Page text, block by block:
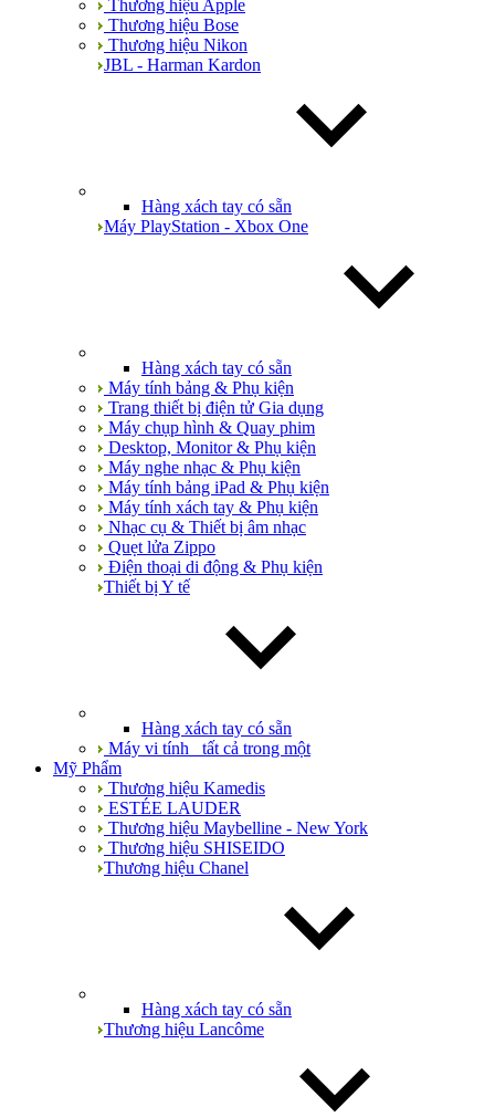
Thương hiệu Apple
Thương hiệu Bose
Thương hiệu Nikon
JBL - Harman Kardon
Hàng xách tay có sẵn
Máy PlayStation - Xbox One
Hàng xách tay có sẵn
Máy tính bảng & Phụ kiện
Trang thiết bị điện tử Gia dụng
Máy chụp hình & Quay phim
Desktop, Monitor & Phụ kiện
Máy nghe nhạc & Phụ kiện
Máy tính bảng iPad & Phụ kiện
Máy tính xách tay & Phụ kiện
Nhạc cụ & Thiết bị âm nhạc
Quẹt lửa Zippo
Điện thoại di động & Phụ kiện
Thiết bị Y tế
Hàng xách tay có sẵn
Máy vi tính_ tất cả trong một
Mỹ Phẩm
Thương hiệu Kamedis
ESTÉE LAUDER
Thương hiệu Maybelline - New York
Thương hiệu SHISEIDO
Thương hiệu Chanel
Hàng xách tay có sẵn
Thương hiệu Lancôme